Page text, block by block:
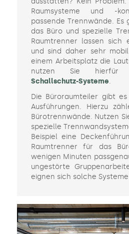
Raumsysteme und -
passende Trennwände. Es
das Büro und spezielle
Raumtrenner lassen sich
und sind daher sehr
einem Arbeitsplatz die
nutzen Sie
Schallschutz-Systeme.
Die Büroraumteiler gibt
Ausführungen. Hierzu
Bürotrennwände. Nutzen
spezielle
Beispiel eine
Raumtrenner für das
wenigen Minuten
ungestörte
eignen sich solche